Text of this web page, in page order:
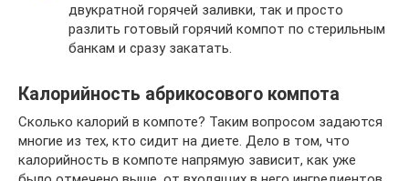
двукратной горячей заливки, так и просто
разлить готовый горячий компот по стерильным
банкам и сразу закатать.
Калорийность абрикосового компота
Сколько калорий в компоте? Таким вопросом задаются
многие из тех, кто сидит на диете. Дело в том, что
калорийность в компоте напрямую зависит, как уже